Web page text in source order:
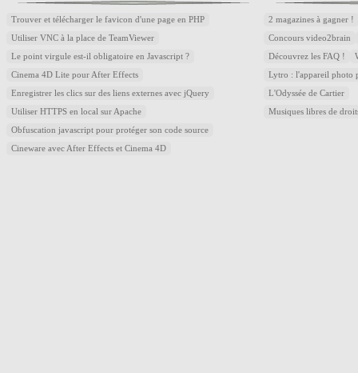
Trouver et télécharger le favicon d'une page en PHP
Utiliser VNC à la place de TeamViewer
Le point virgule est-il obligatoire en Javascript ?
Cinema 4D Lite pour After Effects
Enregistrer les clics sur des liens externes avec jQuery
Utiliser HTTPS en local sur Apache
Obfuscation javascript pour protéger son code source
Cineware avec After Effects et Cinema 4D
2 magazines à gagner !
Concours video2brain
Découvrez les FAQ !
Lytro : l'appareil photo
L'Odyssée de Cartier
Musiques libres de